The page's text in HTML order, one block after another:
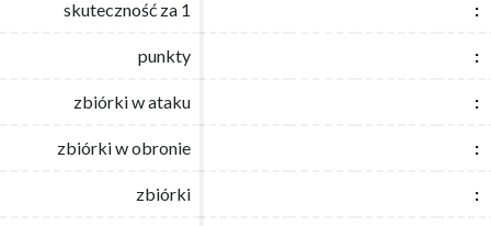
skuteczność za 1 :
punkty :
zbiórki w ataku :
zbiórki w obronie :
zbiórki :
skuteczność za 1 :
punkty :
zbiórki w ataku :
zbiórki w obronie :
zbiórki :